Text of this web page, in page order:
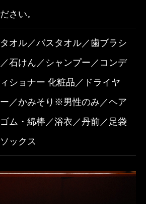
ださい。
タオル／バスタオル／歯ブラシ
／石けん／シャンプー／コンデ
ィショナー 化粧品／ドライヤ
ー／かみそり※男性のみ／ヘア
ゴム・綿棒／浴衣／丹前／足袋
ソックス